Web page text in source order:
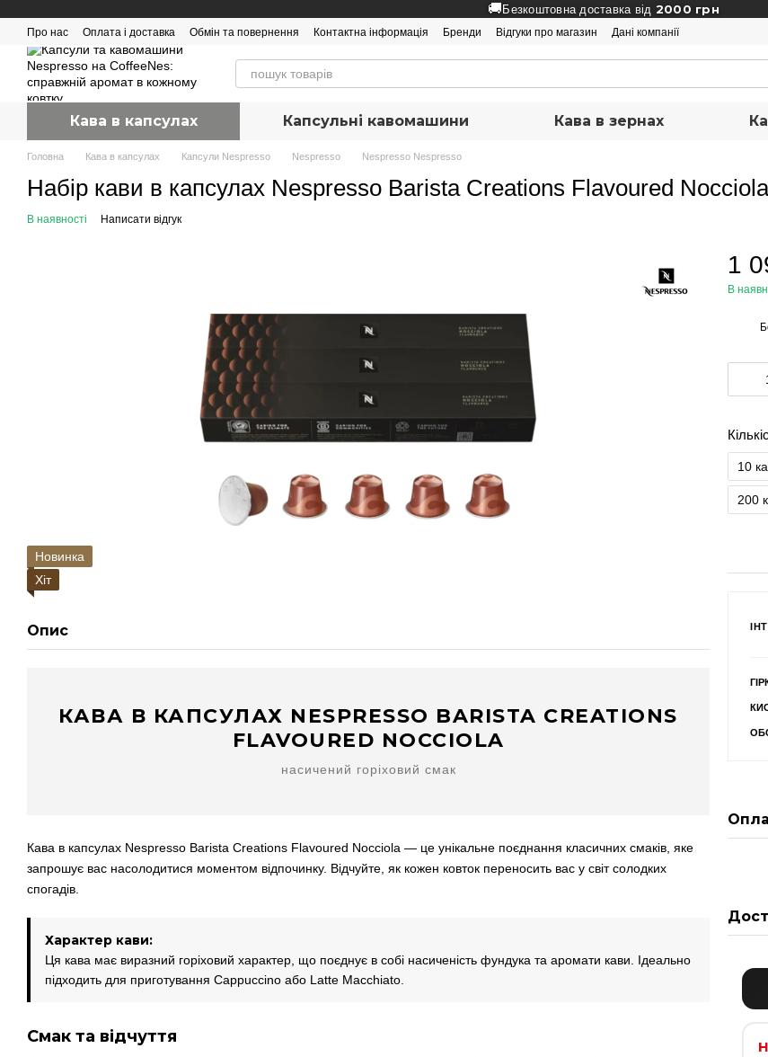
🚚Безкоштовна доставка від 2000 грн
Про нас Оплата і доставка Обмін та повернення Контактна інформація Бренди Відгуки про магазин Дані компанії
Кава в капсулах Капсульні кавомашини Кава в зернах
Головна Кава в капсулах Капсули Nespresso Nespresso Nespresso Nespresso
Набір кави в капсулах Nespresso Barista Creations Flavoured
В наявності Написати відгук
Новинка
Хіт
Опис
КАВА В КАПСУЛАХ NESPRESSO BARISTA CREATIONS
FLAVOURED NOCCIOLA
насичений горіховий смак
Кава в капсулах Nespresso Barista Creations Flavoured Nocciola — це унікальне поєднання класичних смаків, яке
запрошує вас насолодитися моментом відпочинку. Відчуйте, як кожен ковток переносить вас у світ солодких
спогадів.
Характер кави:
Ця кава має виразний горіховий характер, що поєднує в собі насиченість фундука та аромати кави. Ідеально
підходить для приготування Cappuccino або Latte Macchiato.
Смак та відчуття
1
В
10
200